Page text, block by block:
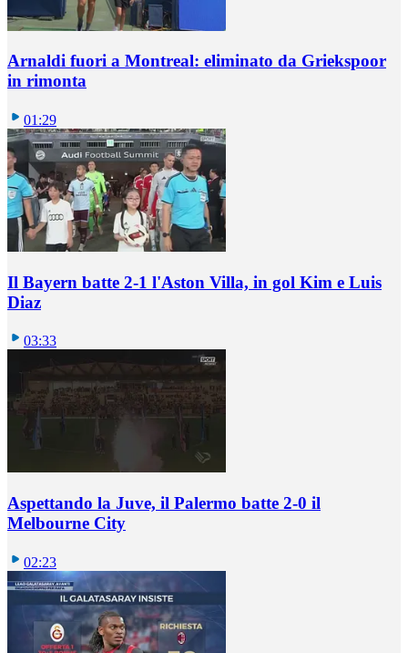
Arnaldi fuori a Montreal: eliminato da Griekspoor
in rimonta
01:29
Il Bayern batte 2-1 l'Aston Villa, in gol Kim e Luis
Diaz
03:33
Aspettando la Juve, il Palermo batte 2-0 il
Melbourne City
02:23